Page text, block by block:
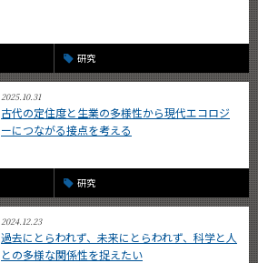
研究
2025.10.31
古代の定住度と生業の多様性から現代エコロジ
ーにつながる接点を考える
研究
2024.12.23
過去にとらわれず、未来にとらわれず、科学と人
との多様な関係性を捉えたい